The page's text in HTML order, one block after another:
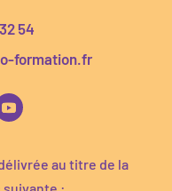
54
formation.fr
au titre de la